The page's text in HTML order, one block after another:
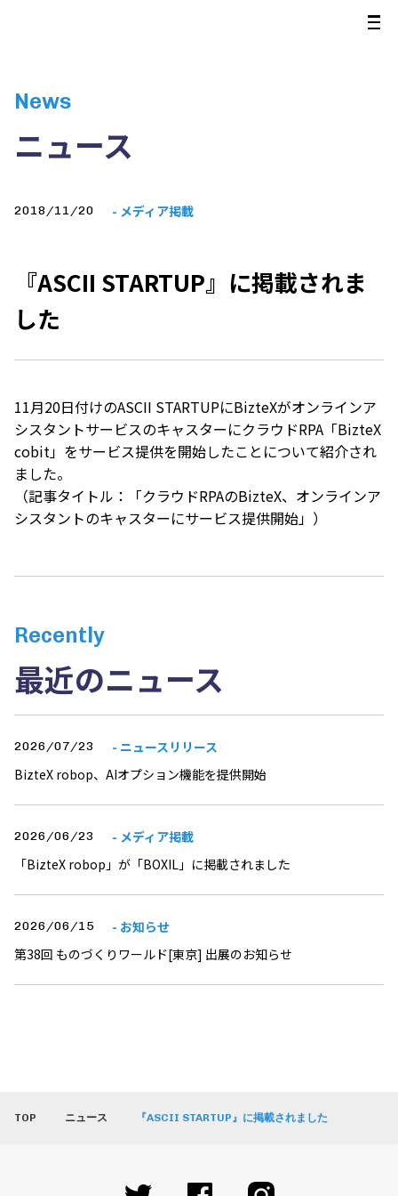
News
ニュース
2018/11/20 - メディア掲載
『ASCII STARTUP』に掲載されま
した
11月20日付けのASCII STARTUPにBizteXがオンラインア
シスタントサービスのキャスターにクラウドRPA「BizteX
cobit」をサービス提供を開始したことについて紹介され
ました。
（記事タイトル：「クラウドRPAのBizteX、オンラインア
シスタントのキャスターにサービス提供開始」）
Recently
最近のニュース
2026/07/23
- ニュースリリース
BizteX robop、AIオプション機能を提供開始
2026/06/23
- メディア掲載
「BizteX robop」が「BOXIL」に掲載されました
2026/06/15
- お知らせ
第38回 ものづくりワールド[東京] 出展のお知らせ
TOP ニュース 『ASCII STARTUP』に掲載されました